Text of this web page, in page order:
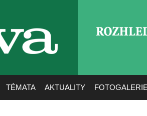
TÉMATA AKTUALITY